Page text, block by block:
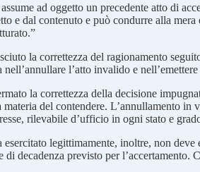
ad oggetto un precedente atto di
e dal contenuto e può condurre alla
la correttezza del ragionamento
l’atto invalido e
la correttezza della decisione
materia del contendere. L’annullamento
rilevabile d’ufficio in ogni stato e
legittimamente, inoltre, non
di decadenza previsto per